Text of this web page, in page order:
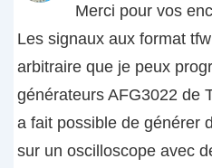
Merci pour vos
Les signaux aux format
arbitraire que je peux
générateurs AFG3022 de
a fait possible de générer
sur un oscilloscope avec